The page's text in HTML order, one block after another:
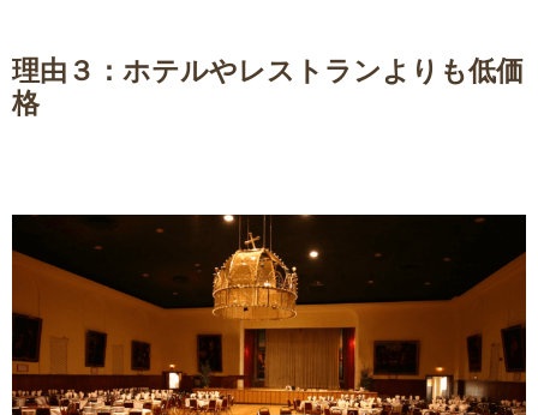
理由３：ホテルやレストランよりも低価
格